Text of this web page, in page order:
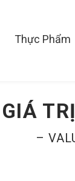
Thực Phẩm
GIÁ
–